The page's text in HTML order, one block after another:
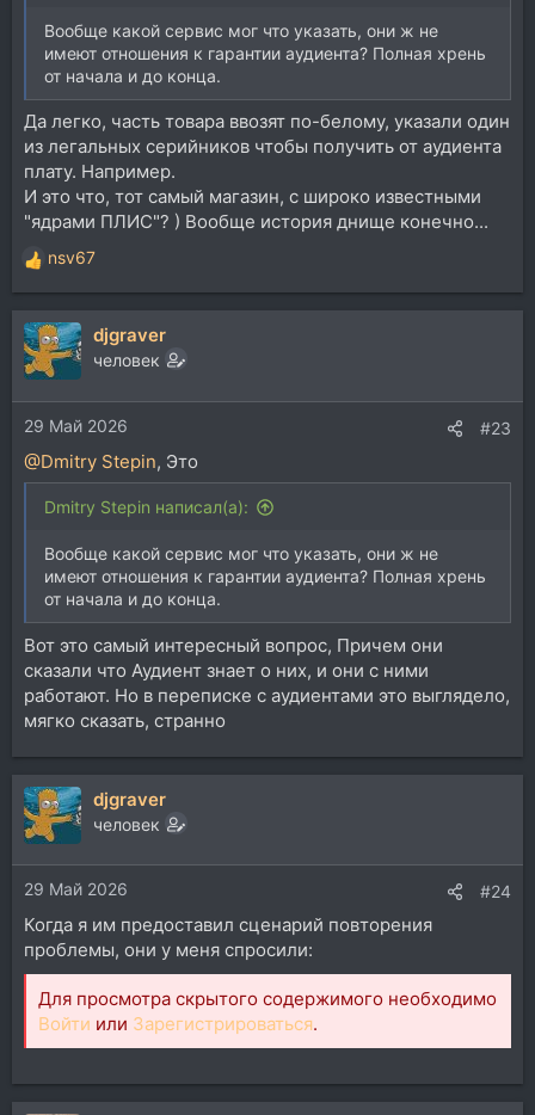
Вообще какой сервис мог что указать, они ж не
имеют отношения к гарантии аудиента? Полная хрень
от начала и до конца.
Да легко, часть товара ввозят по-белому, указали один
из легальных серийников чтобы получить от аудиента
плату. Например.
И это что, тот самый магазин, с широко известными
"ядрами ПЛИС"? ) Вообще история днище конечно...
Р
е
а
к
ц
и
и
:
nsv67
djgraver
человек
29 Май 2026 #23
@Dmitry Stepin, Это
Dmitry Stepin написал(а):
Вообще какой сервис мог что указать, они ж не
имеют отношения к гарантии аудиента? Полная хрень
от начала и до конца.
Вот это самый интересный вопрос, Причем они
сказали что Аудиент знает о них, и они с ними
работают. Но в переписке с аудиентами это выглядело,
мягко сказать, странно
djgraver
человек
29 Май 2026 #24
Когда я им предоставил сценарий повторения
проблемы, они у меня спросили:
Для просмотра скрытого содержимого необходимо
Войти или Зарегистрироваться.